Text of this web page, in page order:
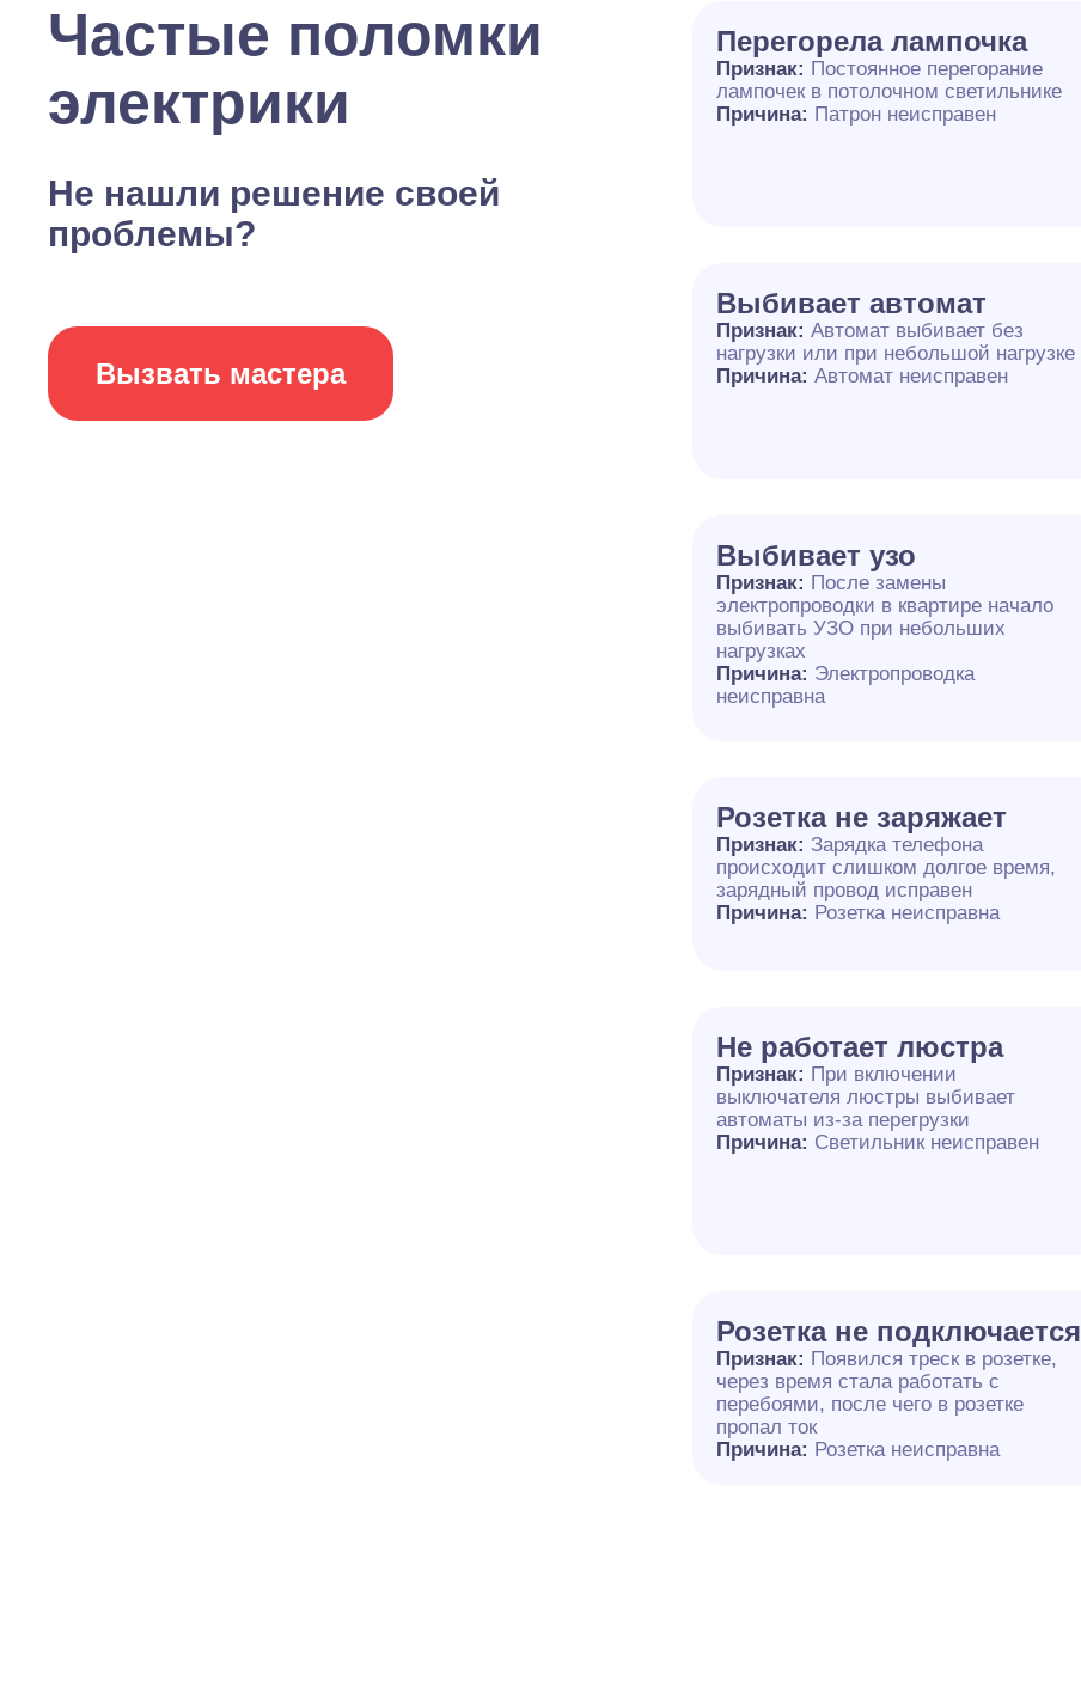
Частые поломки
электрики
Не нашли решение своей
проблемы?
Вызвать мастера
Перегорела лампочка
Признак: Постоянное перегорание
лампочек в потолочном светильнике
Причина: Патрон неисправен
Выбивает автомат
Признак:Автомат выбивает без
нагрузки или при небольшой нагрузке
Причина:Автомат неисправен
Выбивает узо
Признак: После замены
электропроводки в квартире начало
выбивать УЗО при небольших
нагрузках
Причина: Электропроводка
неисправна
Розетка не заряжает
Признак: Зарядка телефона
происходит слишком долгое время,
зарядный провод исправен
Причина: Розетка неисправна
Не работает люстра
Признак: При включении
выключателя люстры выбивает
автоматы из-за перегрузки
Причина: Светильник неисправен
Розетка не подключается
Признак: Появился треск в розетке,
через время стала работать с
перебоями, после чего в розетке
пропал ток
Причина: Розетка неисправна